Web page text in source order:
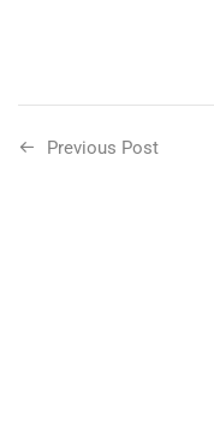
Previous Post